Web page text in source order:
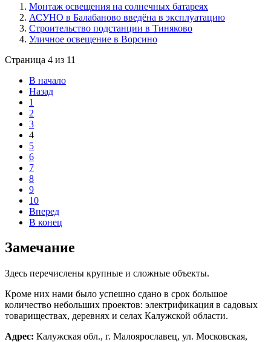
Монтаж освещения на солнечных батареях
АСУНО в Балабаново введёна в эксплуатацию
Строительство подстанции в Тиняково
Уличное освещение в Ворсино
Страница 4 из 11
В начало
Назад
1
2
3
4
5
6
7
8
9
10
Вперед
В конец
Замечание
Здесь перечислены крупные и сложные объекты.
Кроме них нами было успешно сдано в срок большое
количество небольших проектов: электрификация в садовых
товариществах, деревнях и селах Калужской области.
Адрес: Калужская обл., г. Малоярославец, ул. Московская,